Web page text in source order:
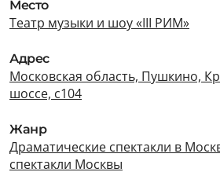
Место
Театр музыки и шоу «III РИМ»
Адрес
Московская область, Пушкино,
шоссе, с104
Жанр
Драматические спектакли в
спектакли Москвы